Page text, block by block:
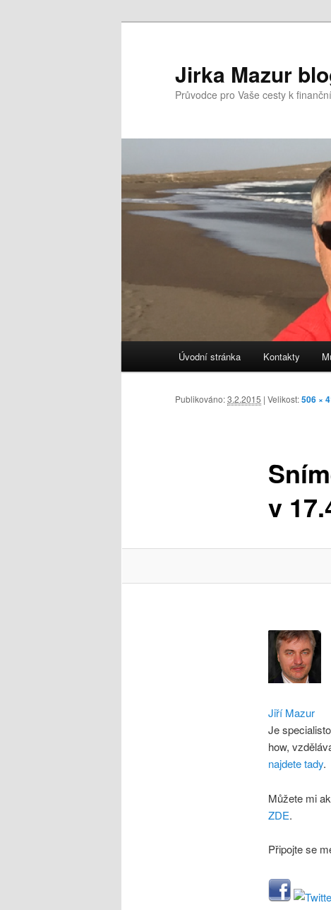
Jirka Mazur
Průvodce pro Vaše cesty k
Úvodní stránka Kontakty
v
Publikováno:3.2.2015 | Velikost:506 ×
Jiří Mazur
Je
how,
najdete tady.
Můžete mi
ZDE.
Připojte se